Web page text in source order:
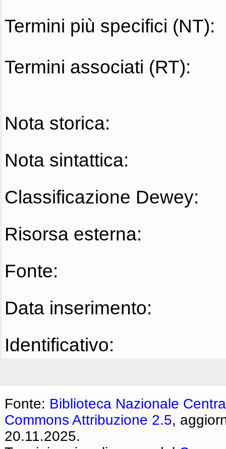
Termini più specifici (NT):
Termini associati (RT):
Nota storica:
Nota sintattica:
Classificazione Dewey:
Risorsa esterna:
Fonte:
Data inserimento:
Identificativo:
Fonte: Biblioteca Nazionale
Commons Attribuzione 2.5,
20.11.2025.